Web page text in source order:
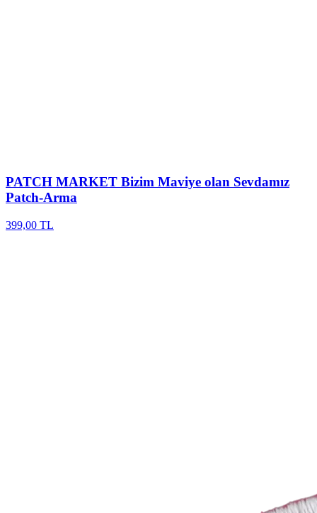
PATCH MARKET Bizim Maviye olan Sevdamız
Patch-Arma
399,00 TL